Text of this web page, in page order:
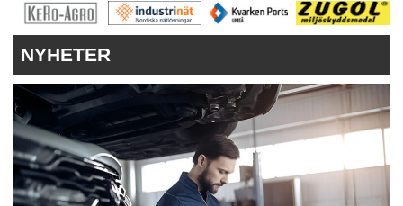
PRENUMERERA
ANNONSERA
NYHETER